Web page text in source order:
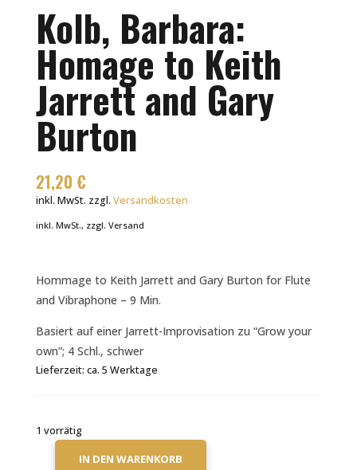
Kolb, Barbara:
Homage to Keith
Jarrett and Gary
Burton
21,20 €
inkl. MwSt. zzgl. Versandkosten
inkl. MwSt., zzgl. Versand
Hommage to Keith Jarrett and Gary Burton for Flute
and Vibraphone – 9 Min.
Basiert auf einer Jarrett-Improvisation zu “Grow your
own”; 4 Schl., schwer
Lieferzeit: ca. 5 Werktage
1 vorrätig
IN DEN WARENKORB